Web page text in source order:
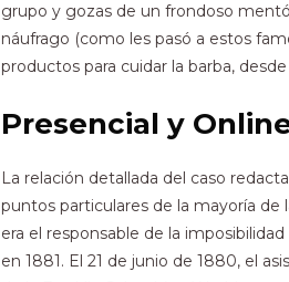
grupo y gozas de un frondoso
náufrago (como les pasó a estos
productos para cuidar la barba,
Presencial y
La relación detallada del caso
puntos particulares de la mayoría de
era el responsable de la
en 1881. El 21 de junio de 1880, el